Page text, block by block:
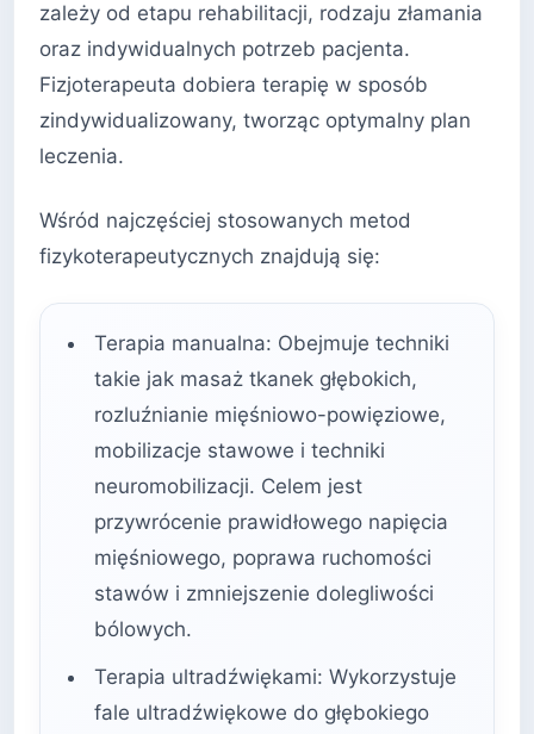
zależy od etapu rehabilitacji, rodzaju złamania
oraz indywidualnych potrzeb pacjenta.
Fizjoterapeuta dobiera terapię w sposób
zindywidualizowany, tworząc optymalny plan
leczenia.
Wśród najczęściej stosowanych metod
fizykoterapeutycznych znajdują się:
Terapia manualna: Obejmuje techniki
takie jak masaż tkanek głębokich,
rozluźnianie mięśniowo-powięziowe,
mobilizacje stawowe i techniki
neuromobilizacji. Celem jest
przywrócenie prawidłowego napięcia
mięśniowego, poprawa ruchomości
stawów i zmniejszenie dolegliwości
bólowych.
Terapia ultradźwiękami: Wykorzystuje
fale ultradźwiękowe do głębokiego